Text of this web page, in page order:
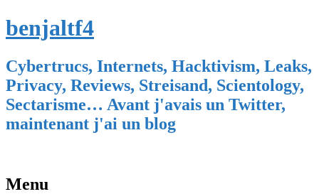
benjaltf4
Cybertrucs, Internets, Hacktivism, Leaks,
Privacy, Reviews, Streisand, Scientology,
Sectarisme… Avant j'avais un Twitter,
maintenant j'ai un blog
Menu